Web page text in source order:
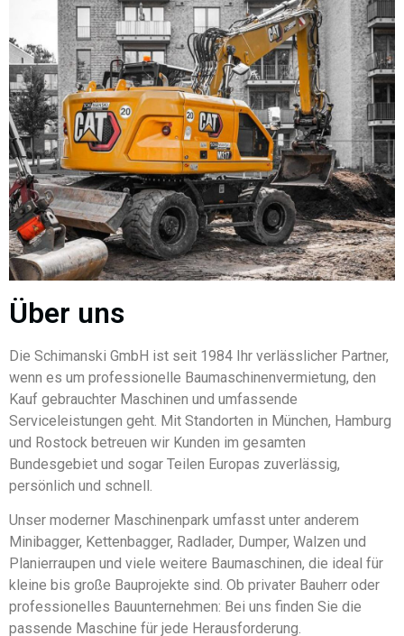
Über uns
Die Schimanski GmbH ist seit 1984 Ihr verlässlicher Partner,
wenn es um professionelle Baumaschinenvermietung, den
Kauf gebrauchter Maschinen und umfassende
Serviceleistungen geht. Mit Standorten in München, Hamburg
und Rostock betreuen wir Kunden im gesamten
Bundesgebiet und sogar Teilen Europas zuverlässig,
persönlich und schnell.
Unser moderner Maschinenpark umfasst unter anderem
Minibagger, Kettenbagger, Radlader, Dumper, Walzen und
Planierraupen und viele weitere Baumaschinen, die ideal für
kleine bis große Bauprojekte sind. Ob privater Bauherr oder
professionelles Bauunternehmen: Bei uns finden Sie die
passende Maschine für jede Herausforderung.